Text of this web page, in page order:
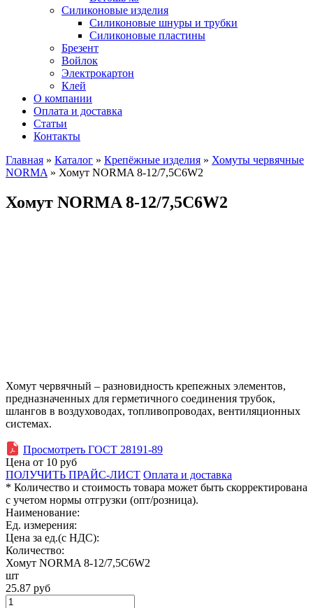
Силиконовые изделия
Силиконовые шнуры и трубки
Силиконовые пластины
Брезент
Войлок
Электрокартон
Клей
О компании
Оплата и доставка
Статьи
Контакты
Главная » Каталог » Крепёжные изделия » Хомуты червячные
NORMA » Хомут NORMA 8-12/7,5С6W2
Хомут NORMA 8-12/7,5С6W2
Хомут червячный – разновидность крепежных элементов,
предназначенных для герметичного соединения трубок,
шлангов в воздуховодах, топливопроводах, вентиляционных
системах.
Просмотреть ГОСТ 28191-89
Цена от 10 руб
ПОЛУЧИТЬ ПРАЙС-ЛИСТ Оплата и доставка
* Количество и стоимость товара может быть скорректирована
с учетом нормы отгрузки (опт/розница).
Наименование:
Ед. измерения:
Цена за ед.(с НДС):
Количество:
Хомут NORMA 8-12/7,5С6W2
шт
25.87 руб